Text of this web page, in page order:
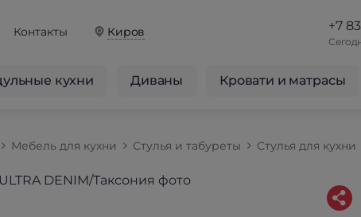
Контакты Киров +7
кухни Диваны Кровати и матрасы
Мебель для кухни Стулья и табуреты Стулья для кухни